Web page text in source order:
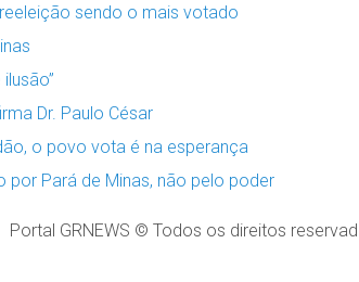
sendo o mais votado
Dr. Paulo César
o povo vota é na esperança
por Pará de Minas, não pelo poder
Portal GRNEWS © Todos os direitos